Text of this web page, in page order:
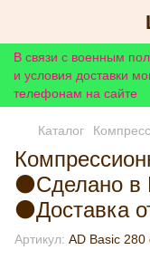
В связи с военным
и условия доставки
телефонам на сайте
Каталог
⚫Сделано
⚫Доставка
Артикул: AD Basic 280